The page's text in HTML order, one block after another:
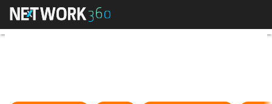
Nexica eleva un 13% su